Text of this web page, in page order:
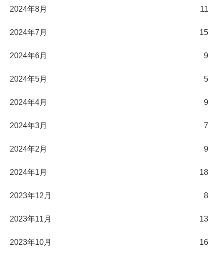
2024年8月 11
2024年7月 15
2024年6月 9
2024年5月 5
2024年4月 9
2024年3月 7
2024年2月 9
2024年1月 18
2023年12月 8
2023年11月 13
2023年10月 16